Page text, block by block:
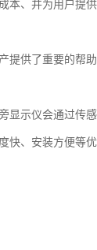
、并为用户提供
提供了重要的帮
显示仪会通过传
快、安装方便等